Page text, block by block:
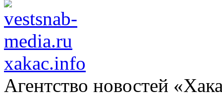
xakac.info
Агентство новостей